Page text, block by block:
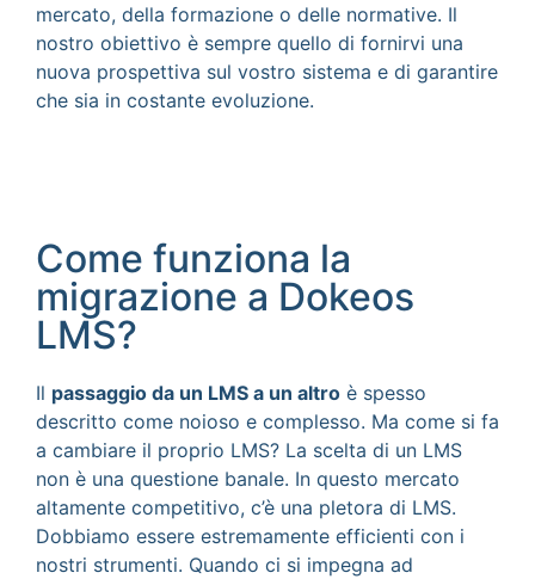
mercato, della formazione o delle normative. Il
nostro obiettivo è sempre quello di fornirvi una
nuova prospettiva sul vostro sistema e di garantire
che sia in costante evoluzione.
Come funziona la
migrazione a Dokeos
LMS?
Il passaggio da un LMS a un altro è spesso
descritto come noioso e complesso. Ma come si fa
a cambiare il proprio LMS? La scelta di un LMS
non è una questione banale. In questo mercato
altamente competitivo, c’è una pletora di LMS.
Dobbiamo essere estremamente efficienti con i
nostri strumenti. Quando ci si impegna ad